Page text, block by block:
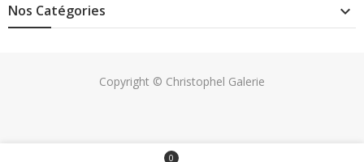
0
Nos Catégories 
Copyright © Christophel Galerie